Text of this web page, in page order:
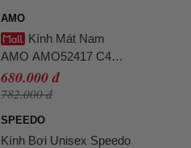
AMO
Kính Mát Nam
AMO AMO52417 C4
Màu Nâu
680.000 đ
782.000 đ
SPEEDO
Kính Bơi Unisex Speedo